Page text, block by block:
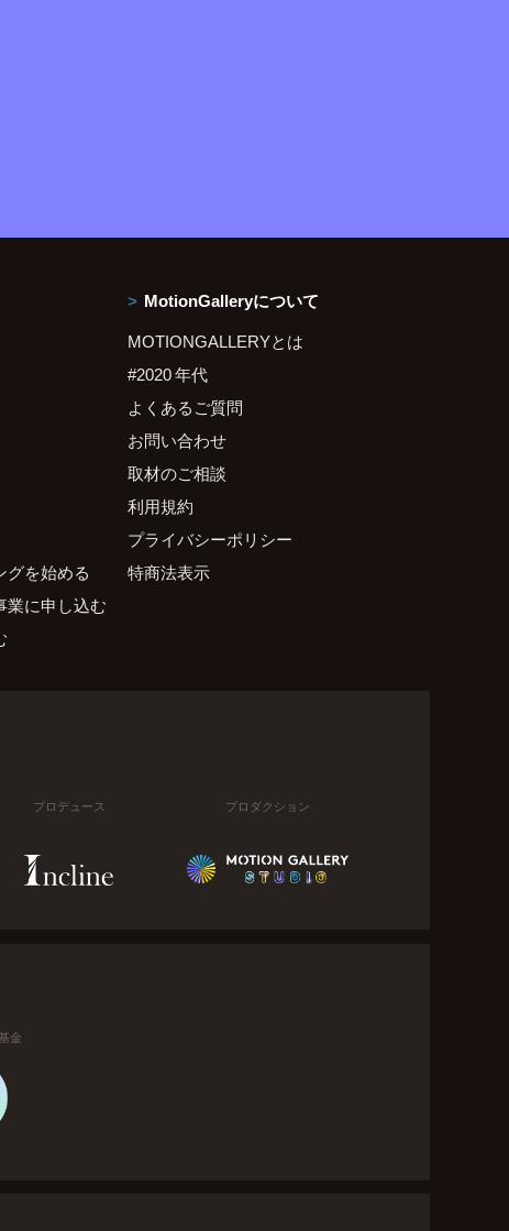
グを始める
業に申し込む
MotionGalleryについて
MOTIONGALLERYとは
#2020 年代
よくあるご質問
お問い合わせ
取材のご相談
利用規約
プライバシーポリシー
特商法表示
プロデュース プロダクション
金